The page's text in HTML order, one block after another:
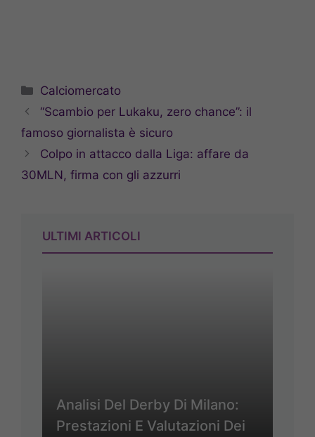
Categorie
Calciomercato
“Scambio per Lukaku, zero chance”: il
famoso giornalista è sicuro
Colpo in attacco dalla Liga: affare da
30MLN, firma con gli azzurri
ULTIMI ARTICOLI
Analisi Del Derby Di Milano:
Prestazioni E Valutazioni Dei